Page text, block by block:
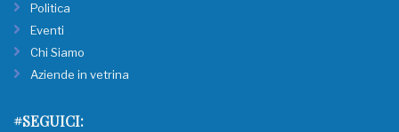
Politica
Eventi
Chi Siamo
Aziende in vetrina
#SEGUICI: